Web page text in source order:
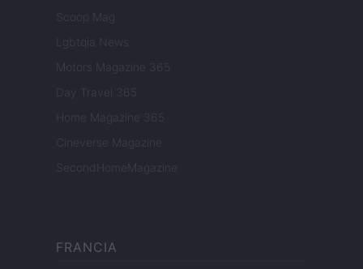
Scoop Mag
Lgbtqia News
Motors Magazine 365
Day Travel 365
Home Magazine 365
Cineverse Magazine
SecondHomeMagazine
FRANCIA